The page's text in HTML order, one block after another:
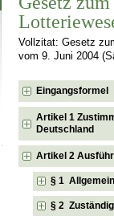
Vollzitat: Gesetz
vom 9. Juni 2004
Eingangsformel
Artikel 1
Deutschland
Artikel 2
§ 1
§ 2